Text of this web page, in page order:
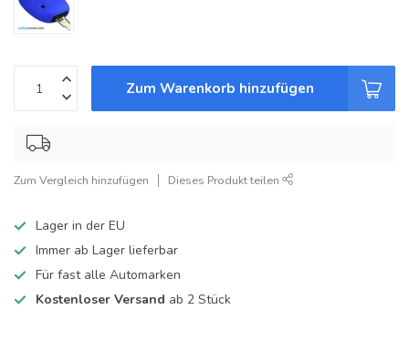
Zum Warenkorb hinzufügen
Zum Vergleich hinzufügen Dieses Produkt teilen
Lager in der EU
Immer ab Lager lieferbar
Für fast alle Automarken
Kostenloser Versand ab 2 Stück